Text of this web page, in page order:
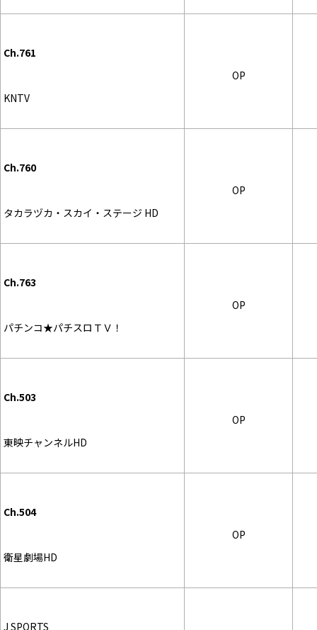
Ch.761
KNTV
OP
Ch.760
タカラヅカ・スカイ・ステージ HD
OP
Ch.763
パチンコ★パチスロＴＶ！
OP
Ch.503
東映チャンネルHD
OP
Ch.504
衛星劇場HD
OP
J SPORTS